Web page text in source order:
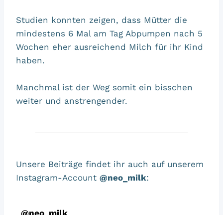
Studien konnten zeigen, dass Mütter die
mindestens 6 Mal am Tag Abpumpen nach 5
Wochen eher ausreichend Milch für ihr Kind
haben.
Manchmal ist der Weg somit ein bisschen
weiter und anstrengender.
Unsere Beiträge findet ihr auch auf unserem
Instagram-Account @neo_milk: